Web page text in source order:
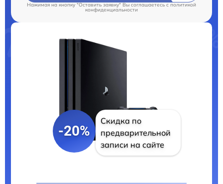
Нажимая на кнопку "Оставить заявку" Вы соглашаетесь cполитикой
конфиденциальности
-20%
Скидка по
предварительной
записи на сайте